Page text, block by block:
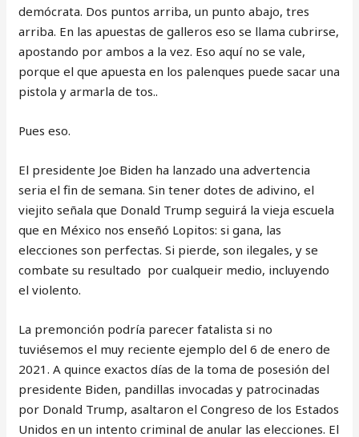
demócrata. Dos puntos arriba, un punto abajo, tres
arriba. En las apuestas de galleros eso se llama cubrirse,
apostando por ambos a la vez. Eso aquí no se vale,
porque el que apuesta en los palenques puede sacar una
pistola y armarla de tos..
Pues eso.
El presidente Joe Biden ha lanzado una advertencia
seria el fin de semana. Sin tener dotes de adivino, el
viejito señala que Donald Trump seguirá la vieja escuela
que en México nos enseñó Lopitos: si gana, las
elecciones son perfectas. Si pierde, son ilegales, y se
combate su resultado por cualqueir medio, incluyendo
el violento.
La premonción podría parecer fatalista si no
tuviésemos el muy reciente ejemplo del 6 de enero de
2021. A quince exactos días de la toma de posesión del
presidente Biden, pandillas invocadas y patrocinadas
por Donald Trump, asaltaron el Congreso de los Estados
Unidos en un intento criminal de anular las elecciones. El